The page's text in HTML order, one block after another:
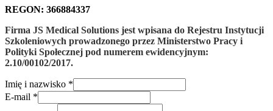
REGON: 366884337
Firma JS Medical Solutions jest wpisana do Rejestru Instytucji
Szkoleniowych prowadzonego przez Ministerstwo Pracy i
Polityki Społecznej pod numerem ewidencyjnym:
2.10/00102/2017.
Imię i nazwisko *
E-mail *